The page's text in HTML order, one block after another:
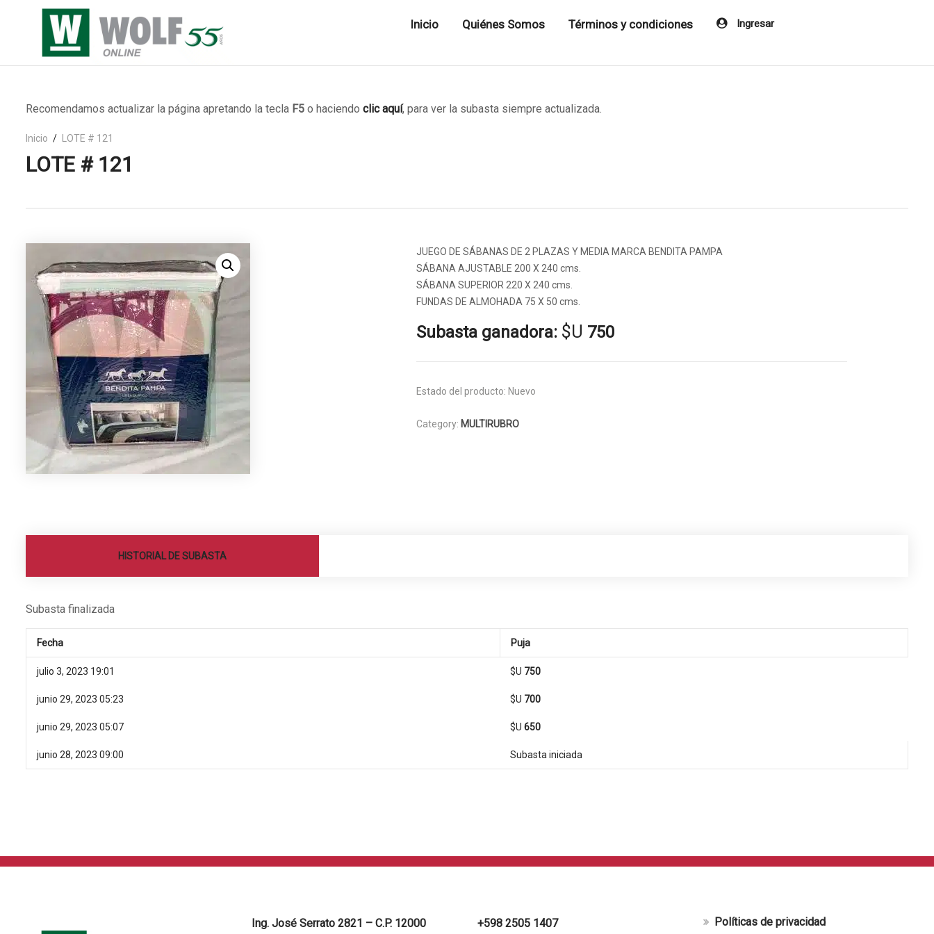
Inicio Quiénes Somos Términos y condiciones Ingresar
Recomendamos actualizar la página apretando la tecla F5 o haciendo clic aquí, para ver la subasta siempre actualizada.
Inicio LOTE # 121
LOTE # 121
JUEGO DE SÁBANAS DE 2 PLAZAS Y MEDIA MARCA BENDITA PAMPA
SÁBANA AJUSTABLE 200 X 240 cms.
SÁBANA SUPERIOR 220 X 240 cms.
FUNDAS DE ALMOHADA 75 X 50 cms.
Subasta ganadora:$U 750
Estado del producto: Nuevo
Category: MULTIRUBRO
HISTORIAL DE SUBASTA
Subasta finalizada
Fecha Puja
julio 3, 2023 19:01 $U 750
junio 29, 2023 05:23 $U 700
junio 29, 2023 05:07 $U 650
junio 28, 2023 09:00 Subasta iniciada
Ing. José Serrato 2821 – C.P. 12000
+598 2505 1407 Políticas de privacidad